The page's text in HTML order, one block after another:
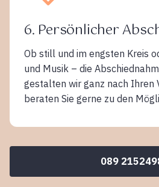
6. Persönlicher
Ob still und im engsten Kreis
und Musik – die
gestalten wir ganz nach Ihren
beraten Sie gerne zu den
089